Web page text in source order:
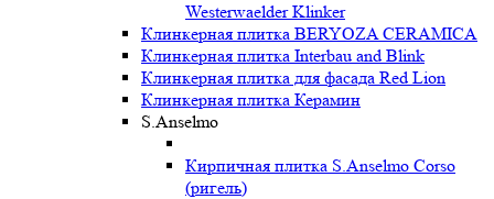
Westerwaelder Klinker
Клинкерная плитка BERYOZA CERAMICA
Клинкерная плитка Interbau and Blink
Клинкерная плитка для фасада Red Lion
Клинкерная плитка Керамин
S.Anselmo
Кирпичная плитка S.Anselmo Corso
(ригель)